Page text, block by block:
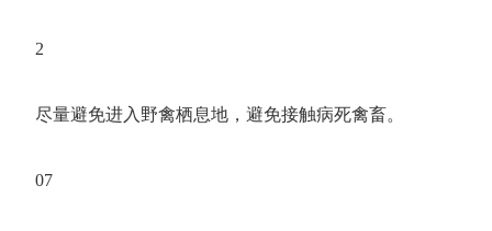
2
尽量避免进入野禽栖息地，避免接触病死禽畜。
07